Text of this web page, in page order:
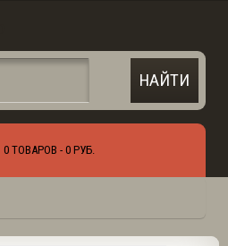
0 ТОВАРОВ - 0 РУБ.